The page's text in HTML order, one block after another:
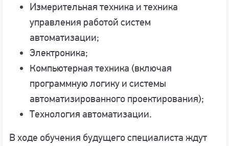
Измерительная техника и техника
управления работой систем
автоматизации;
Электроника;
Компьютерная техника (включая
программную логику и системы
автоматизированного проектирования);
Технология автоматизации.
В ходе обучения будущего специалиста ждут